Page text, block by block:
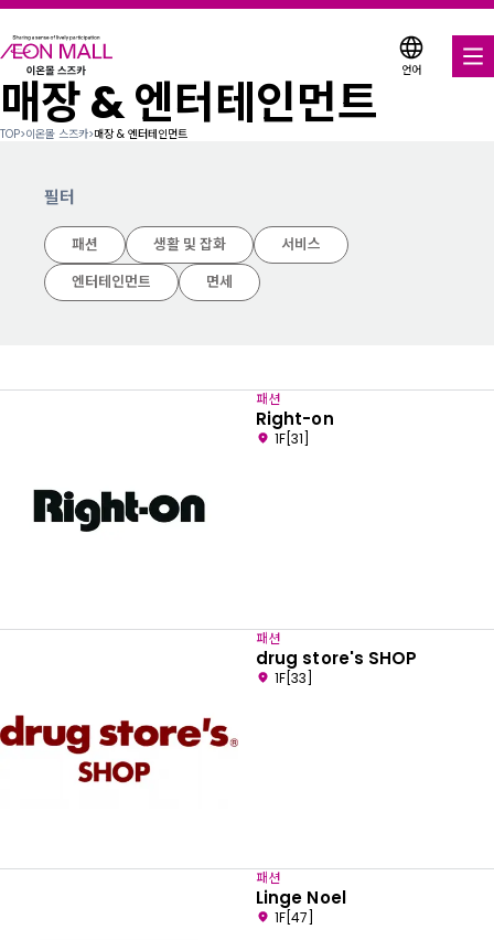
언어
음식 & 음료
다양한 매장에서 이용 가능한 쿠폰
서비스 안내
매장 & 엔터테인먼트
TOP>이온몰 스즈카>매장 & 엔터테인먼트
필터
패션 생활 및 잡화
서비스
엔터테인먼트
면세
패션
Right-on
1F[31]
패션
drug store's SHOP
1F[33]
패션
Linge Noel
1F[47]